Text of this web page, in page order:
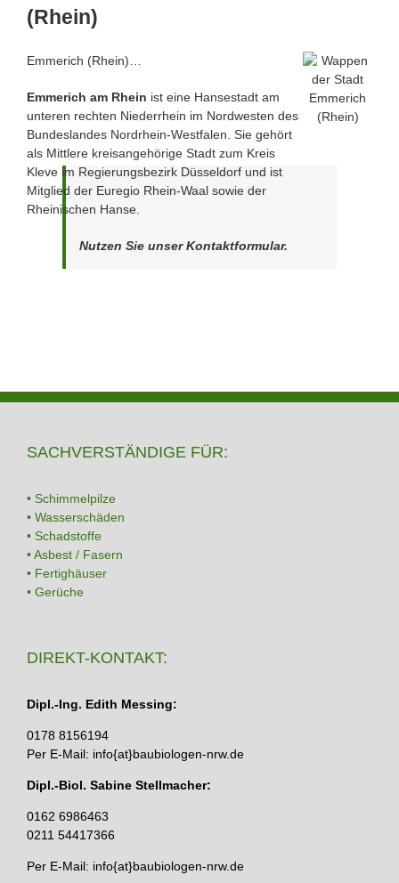
(Rhein)
Emmerich (Rhein)…
Emmerich am Rhein ist eine Hansestadt am
unteren rechten Niederrhein im Nordwesten des
Bundeslandes Nordrhein-Westfalen. Sie gehört
als Mittlere kreisangehörige Stadt zum Kreis
Kleve im Regierungsbezirk Düsseldorf und ist
Mitglied der Euregio Rhein-Waal sowie der
Rheinischen Hanse.
Nutzen Sie unser Kontaktformular.
SACHVERSTÄNDIGE FÜR:
• Schimmelpilze
• Wasserschäden
• Schadstoffe
• Asbest / Fasern
• Fertighäuser
• Gerüche
DIREKT-KONTAKT:
Dipl.-Ing. Edith Messing:
0178 8156194
Per E-Mail: info{at}baubiologen-nrw.de
Dipl.-Biol. Sabine Stellmacher:
0162 6986463
0211 54417366
Per E-Mail: info{at}baubiologen-nrw.de